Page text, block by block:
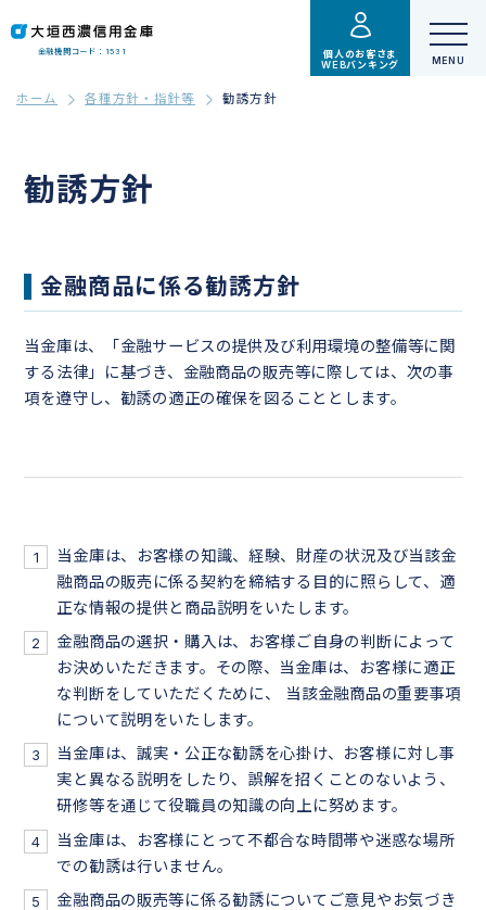
金融機関コード：1531
個人のお客さま
WEBバンキング
ホーム 各種方針・指針等 勧誘方針
勧誘方針
金融商品に係る勧誘方針
当金庫は、「金融サービスの提供及び利用環境の整備等に関
する法律」に基づき、金融商品の販売等に際しては、次の事
項を遵守し、勧誘の適正の確保を図ることとします。
当金庫は、お客様の知識、経験、財産の状況及び当該金
融商品の販売に係る契約を締結する目的に照らして、適
正な情報の提供と商品説明をいたします。
金融商品の選択・購入は、お客様ご自身の判断によって
お決めいただきます。その際、当金庫は、お客様に適正
な判断をしていただくために、 当該金融商品の重要事項
について説明をいたします。
当金庫は、誠実・公正な勧誘を心掛け、お客様に対し事
実と異なる説明をしたり、誤解を招くことのないよう、
研修等を通じて役職員の知識の向上に努めます。
当金庫は、お客様にとって不都合な時間帯や迷惑な場所
での勧誘は行いません。
金融商品の販売等に係る勧誘についてご意見やお気づき